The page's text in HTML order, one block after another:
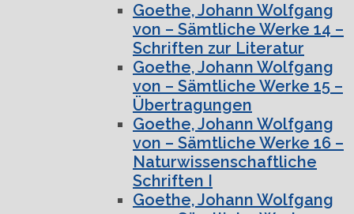
Goethe, Johann Wolfgang
von – Sämtliche Werke 14 –
Schriften zur Literatur
Goethe, Johann Wolfgang
von – Sämtliche Werke 15 –
Übertragungen
Goethe, Johann Wolfgang
von – Sämtliche Werke 16 –
Naturwissenschaftliche
Schriften I
Goethe, Johann Wolfgang